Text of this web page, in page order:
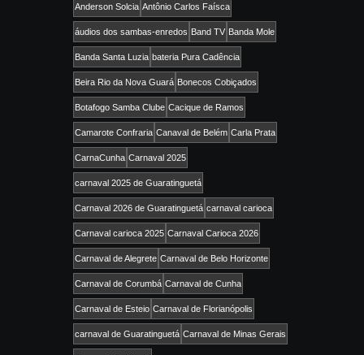
Anderson Solcia Antônio Carlos Faísca
áudios dos sambas-enredos Band TV Banda Mole
Banda Santa Luzia bateria Pura Cadência
Beira Rio da Nova Guará Bonecos Cobiçados
Botafogo Samba Clube Cacique de Ramos
Camarote Confraria Canaval de Belém Carla Prata
CarnaCunha Carnaval 2025
carnaval 2025 de Guaratinguetá
Carnaval 2026 de Guaratinguetá carnaval carioca
Carnaval carioca 2025 Carnaval Carioca 2026
Carnaval de Alegrete Carnaval de Belo Horizonte
Carnaval de Corumbá Carnaval de Cunha
Carnaval de Esteio Carnaval de Florianópolis
carnaval de Guaratinguetá Carnaval de Minas Gerais